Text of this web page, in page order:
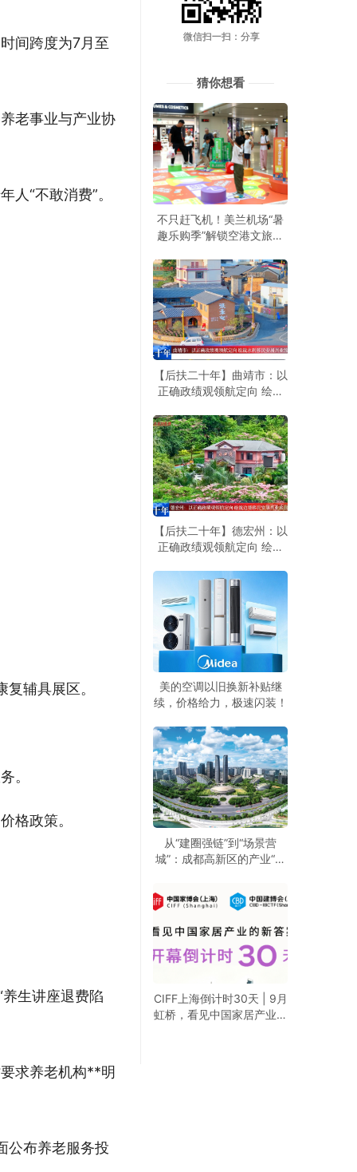
间跨度为7月至
老事业与产业协
“不敢消费”。
辅具展区。
。
格政策。
生讲座退费陷
求养老机构**明
公布养老服务投
微信扫一扫：分享
猜你想看
不只赶飞机！美兰机场“暑
趣乐购季”解锁空港文旅新
【后扶二十年】曲靖市：以
正确政绩观领航定向 绘就
景
【后扶二十年】德宏州：以
正确政绩观领航定向 绘就
新画卷
美的空调以旧换新补贴继
续，价格给力，极速闪装！
从“建圈强链”到“场景营
城”：成都高新区的产业“进
CIFF上海倒计时30天 | 9月
虹桥，看见中国家居产业的